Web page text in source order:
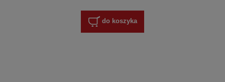
do koszyka